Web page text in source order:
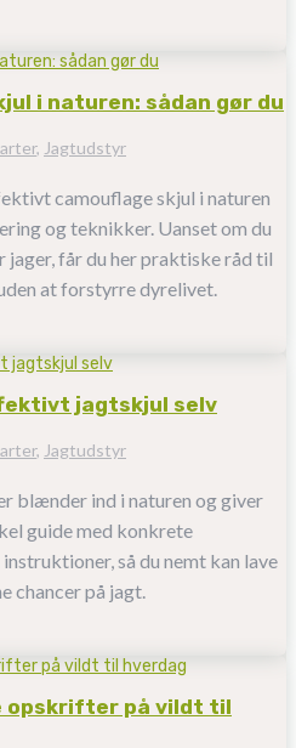
i naturen: sådan gør du
, Jagtudstyr
camouflage skjul i naturen
og teknikker. Uanset om du
får du her praktiske råd til
at forstyrre dyrelivet.
jagtskjul selv
, Jagtudstyr
blænder ind i naturen og giver
guide med konkrete
så du nemt kan lave
chancer på jagt.
opskrifter på vildt til